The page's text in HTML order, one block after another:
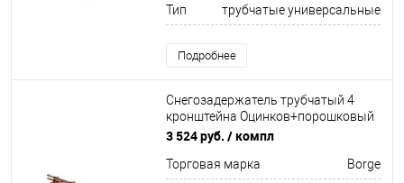
Тип трубчатые универсальные
Подробнее
Снегозадержатель трубчатый 4
кронштейна Оцинков+порошковый
окрас 3000мм Borge
3 524 руб. / компл
Торговая марка Borge